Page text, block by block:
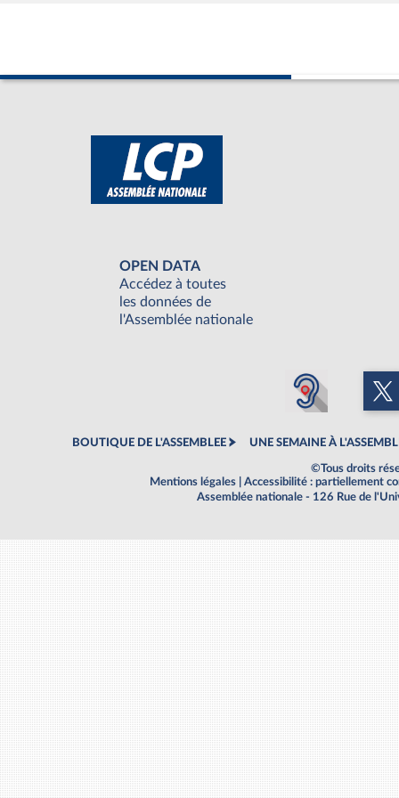
OPEN DATA
Accédez à toutes
les données de
l'Assemblée nationale
BOUTIQUE DE L'ASSEMBLEE UNE SEMAINE À
©Tous droits
Mentions légales
Accessibilité : partiellement
Assemblée nationale - 126 Rue de